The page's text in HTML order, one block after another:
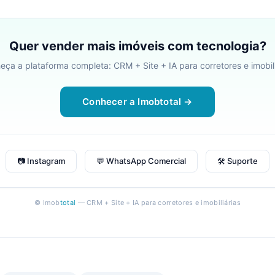
Quer vender mais imóveis com tecnologia?
a plataforma completa: CRM + Site + IA para corretores e
Conhecer a Imobtotal →
📷 Instagram 💬 WhatsApp Comercial 🛠 Suporte
© Imobtotal — CRM + Site + IA para corretores e imobiliárias